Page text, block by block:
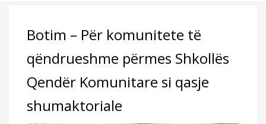
Botim – Për komunitete të
qëndrueshme përmes Shkollës
Qendër Komunitare si qasje
shumaktoriale